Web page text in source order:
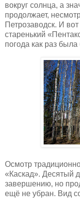
вокруг солнца, а
продолжает,
Петрозаводск. И
старенький
погода как раз
Осмотр
«Каскад». Десятый
завершению, но
ещё не убран. Вид